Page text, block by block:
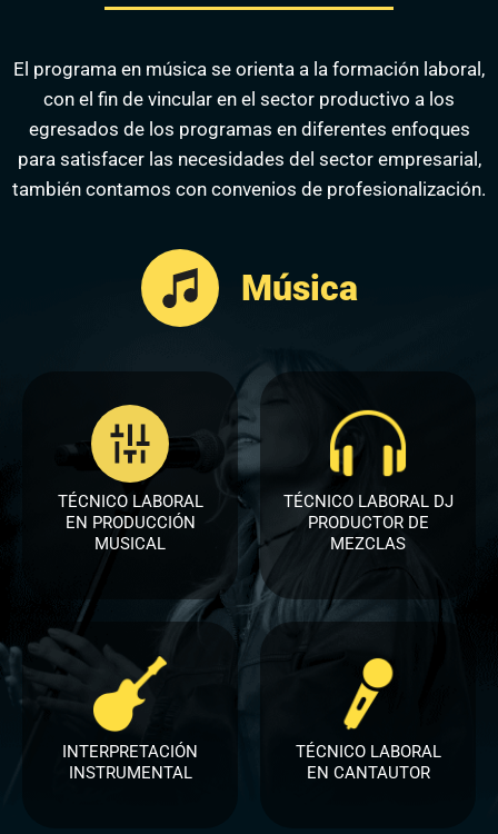
El programa en música se orienta a la formación laboral,
con el fin de vincular en el sector productivo a los
egresados de los programas en diferentes enfoques
para satisfacer las necesidades del sector empresarial,
también contamos con convenios de profesionalización.
Música
TÉCNICO LABORAL
EN PRODUCCIÓN
MUSICAL​
TÉCNICO LABORAL DJ
PRODUCTOR DE
MEZCLAS​
INTERPRETACIÓN
INSTRUMENTAL
TÉCNICO LABORAL
EN CANTAUTOR